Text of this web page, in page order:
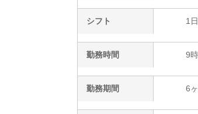
シフト 1
勤務時間 9
勤務期間 6